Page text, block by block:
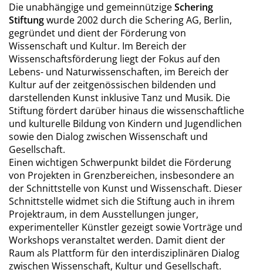
Die unabhängige und gemeinnützigeSchering
Stiftungwurde 2002 durch die Schering AG, Berlin,
gegründet und dient der Förderung von
Wissenschaft und Kultur. Im Bereich der
Wissenschaftsförderung liegt der Fokus auf den
Lebens- und Naturwissenschaften, im Bereich der
Kultur auf der zeitgenössischen bildenden und
darstellenden Kunst inklusive Tanz und Musik. Die
Stiftung fördert darüber hinaus die wissenschaftliche
und kulturelle Bildung von Kindern und Jugendlichen
sowie den Dialog zwischen Wissenschaft und
Gesellschaft.
Einen wichtigen Schwerpunkt bildet die Förderung
von Projekten in Grenzbereichen, insbesondere an
der Schnittstelle von Kunst und Wissenschaft. Dieser
Schnittstelle widmet sich die Stiftung auch in ihrem
Projektraum, in dem Ausstellungen junger,
experimenteller Künstler gezeigt sowie Vorträge und
Workshops veranstaltet werden. Damit dient der
Raum als Plattform für den interdisziplinären Dialog
zwischen Wissenschaft, Kultur und Gesellschaft.